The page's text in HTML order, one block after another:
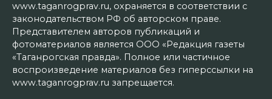
www.taganrogprav.ru, охраняется в соответствии с
законодательством РФ об авторском праве.
Представителем авторов публикаций и
фотоматериалов является ООО «Редакция газеты
«Таганрогская правда». Полное или частичное
воспроизведение материалов без гиперссылки на
www.taganrogprav.ru запрещается.